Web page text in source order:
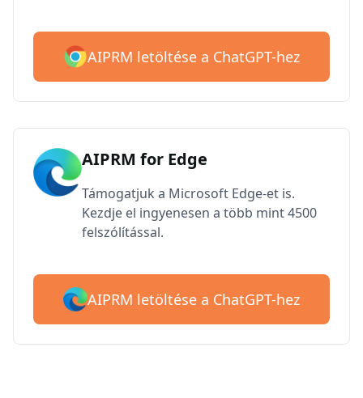
AIPRM letöltése a ChatGPT-hez
AIPRM for Edge
Támogatjuk a Microsoft Edge-et is.
Kezdje el ingyenesen a több mint 4500
felszólítással.
AIPRM letöltése a ChatGPT-hez